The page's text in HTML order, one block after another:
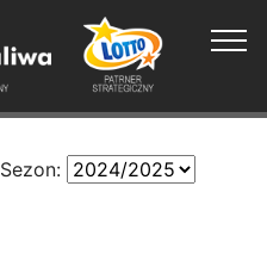
Sezon: